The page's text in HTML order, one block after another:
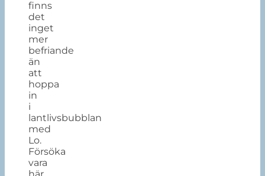
finns
det
inget
mer
befriande
än
att
hoppa
in
i
lantlivsbubblan
med
Lo.
Försöka
vara